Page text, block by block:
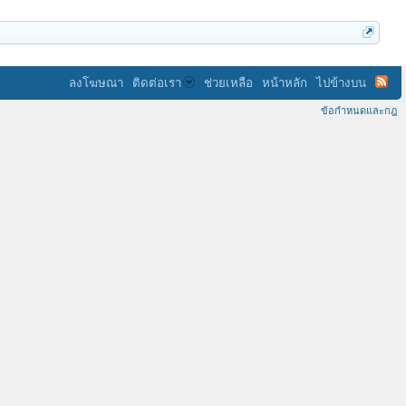
ลงโฆษณา ติดต่อเรา ช่วยเหลือ หน้าหลัก ไปข้างบน
ข้อกำหนดและกฎ